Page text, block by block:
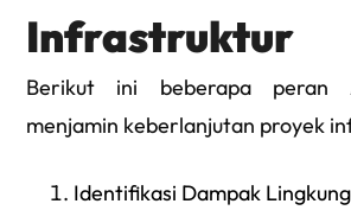
Infrastruktur
Berikut ini beberapa peran
menjamin keberlanjutan proyek
Identifikasi Dampak